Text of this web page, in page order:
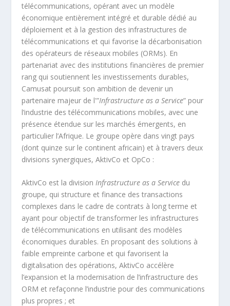
télécommunications, opérant avec un modèle
économique entièrement intégré et durable dédié au
déploiement et à la gestion des infrastructures de
télécommunications et qui favorise la décarbonisation
des opérateurs de réseaux mobiles (ORMs). En
partenariat avec des institutions financières de premier
rang qui soutiennent les investissements durables,
Camusat poursuit son ambition de devenir un
partenaire majeur de l'”Infrastructure as a Service” pour
l’industrie des télécommunications mobiles, avec une
présence étendue sur les marchés émergents, en
particulier l’Afrique. Le groupe opère dans vingt pays
(dont quinze sur le continent africain) et à travers deux
divisions synergiques, AktivCo et OpCo :
AktivCo est la division Infrastructure as a Service du
groupe, qui structure et finance des transactions
complexes dans le cadre de contrats à long terme et
ayant pour objectif de transformer les infrastructures
de télécommunications en utilisant des modèles
économiques durables. En proposant des solutions à
faible empreinte carbone et qui favorisent la
digitalisation des opérations, AktivCo accélère
l’expansion et la modernisation de l’infrastructure des
ORM et refaçonne l’industrie pour des communications
plus propres ; et